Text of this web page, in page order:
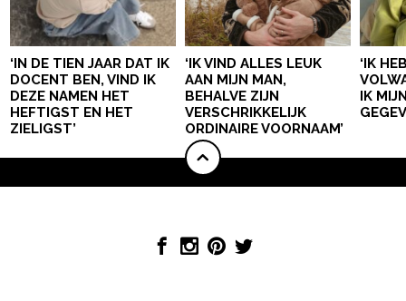
‘IN DE TIEN JAAR DAT IK
DOCENT BEN, VIND IK
DEZE NAMEN HET
HEFTIGST EN HET
ZIELIGST’
‘IK VIND ALLES LEUK
AAN MIJN MAN,
BEHALVE ZIJN
VERSCHRIKKELIJK
ORDINAIRE VOORNAAM’
‘IK
IK